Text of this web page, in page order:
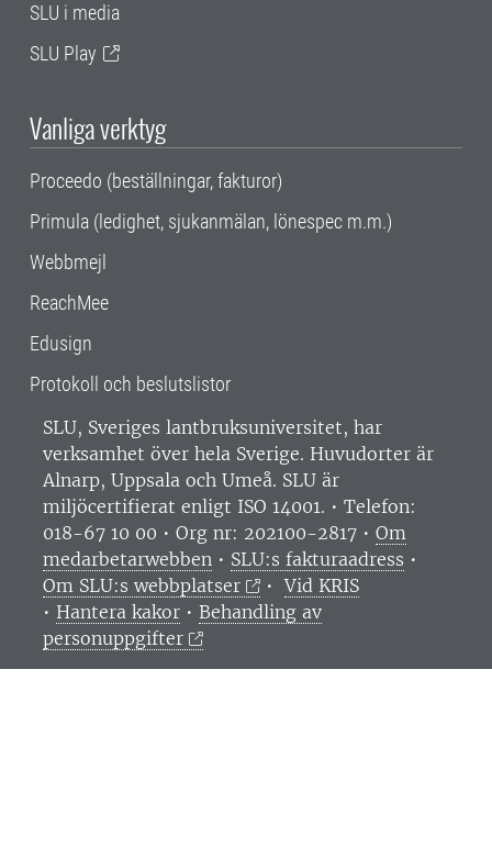
SLU i media
SLU Play
Vanliga verktyg
Proceedo (beställningar, fakturor)
Primula (ledighet, sjukanmälan, lönespec m.m.)
Webbmejl
ReachMee
Edusign
Protokoll och beslutslistor
SLU, Sveriges lantbruksuniversitet, har
verksamhet över hela Sverige. Huvudorter är
Alnarp, Uppsala och Umeå. SLU är
miljöcertifierat enligt ISO 14001. • Telefon:
018-67 10 00 • Org nr: 202100-2817 • Om
medarbetarwebben • SLU:s fakturaadress •
Om SLU:s webbplatser
•Vid KRIS
• Hantera kakor • Behandling av
personuppgifter